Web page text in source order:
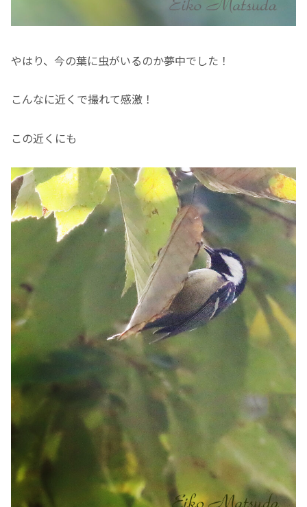
やはり、今の葉に虫がいるのか夢中でした！
こんなに近くで撮れて感激！
この近くにも